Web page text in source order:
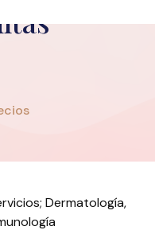
Dermatología,